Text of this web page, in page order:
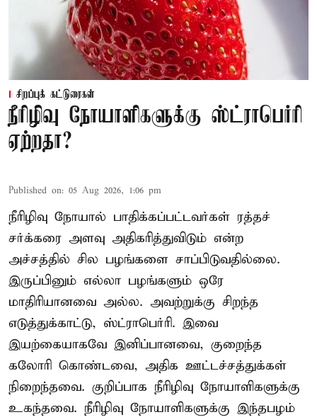
சிறப்புக் கட்டுரைகள்
நீரிழிவு நோயாளிகளுக்கு ஸ்ட்ராபெர்ரி
ஏற்றதா?
Published on: 05 Aug 2026, 1:06 pm
நீரிழிவு நோயால் பாதிக்கப்பட்டவர்கள் ரத்தச்
சர்க்கரை அளவு அதிகரித்துவிடும் என்ற
அச்சத்தில் சில பழங்களை சாப்பிடுவதில்லை.
இருப்பினும் எல்லா பழங்களும் ஒரே
மாதிரியானவை அல்ல. அவற்றுக்கு சிறந்த
எடுத்துக்காட்டு, ஸ்ட்ராபெர்ரி. இவை
இயற்கையாகவே இனிப்பானவை, குறைந்த
கலோரி கொண்டவை, அதிக ஊட்டச்சத்துக்கள்
நிறைந்தவை. குறிப்பாக நீரிழிவு நோயாளிகளுக்கு
உகந்தவை. நீரிழிவு நோயாளிகளுக்கு இந்தபழம்